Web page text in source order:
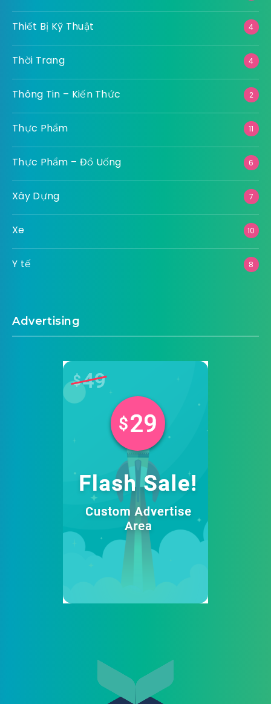
Thiết Bị Kỹ Thuật 4
Thời Trang 4
Thông Tin – Kiến Thức 2
Thực Phẩm 11
Thực Phẩm – Đồ Uống 6
Xây Dựng 7
Xe 10
Y tế 8
Advertising